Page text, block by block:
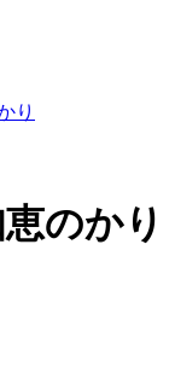
り
のかり